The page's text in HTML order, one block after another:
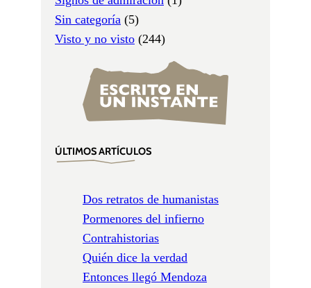
Sin categoría (5)
Visto y no visto (244)
ÚLTIMOS ARTÍCULOS
Dos retratos de humanistas
Pormenores del infierno
Contrahistorias
Quién dice la verdad
Entonces llegó Mendoza